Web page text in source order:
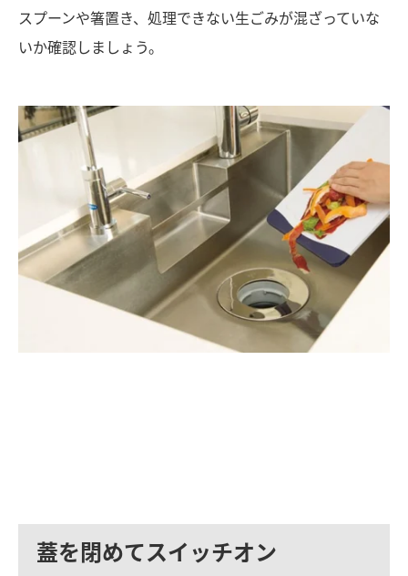
スプーンや箸置き、処理できない生ごみが混ざっていな
いか確認しましょう。
蓋を閉めてスイッチオン